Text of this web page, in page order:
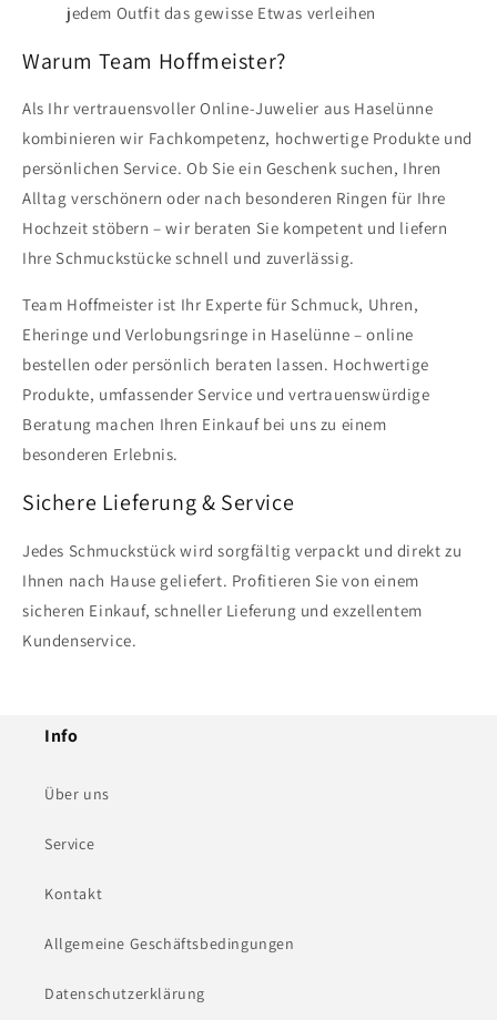
jedem Outfit das gewisse Etwas verleihen
Warum Team Hoffmeister?
Als Ihr vertrauensvoller Online-Juwelier aus Haselünne
kombinieren wir Fachkompetenz, hochwertige Produkte und
persönlichen Service. Ob Sie ein Geschenk suchen, Ihren
Alltag verschönern oder nach besonderen Ringen für Ihre
Hochzeit stöbern – wir beraten Sie kompetent und liefern
Ihre Schmuckstücke schnell und zuverlässig.
Team Hoffmeister ist Ihr Experte für Schmuck, Uhren,
Eheringe und Verlobungsringe in Haselünne – online
bestellen oder persönlich beraten lassen. Hochwertige
Produkte, umfassender Service und vertrauenswürdige
Beratung machen Ihren Einkauf bei uns zu einem
besonderen Erlebnis.
Sichere Lieferung & Service
Jedes Schmuckstück wird sorgfältig verpackt und direkt zu
Ihnen nach Hause geliefert. Profitieren Sie von einem
sicheren Einkauf, schneller Lieferung und exzellentem
Kundenservice.
Info
Über uns
Service
Kontakt
Allgemeine Geschäftsbedingungen
Datenschutzerklärung